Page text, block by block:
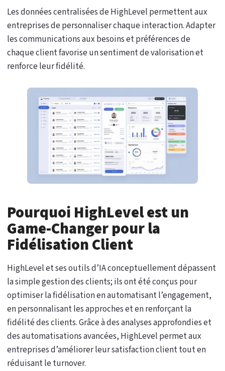
Les données centralisées de HighLevel permettent aux
entreprises de personnaliser chaque interaction. Adapter
les communications aux besoins et préférences de
chaque client favorise un sentiment de valorisation et
renforce leur fidélité.
Pourquoi HighLevel est un
Game-Changer pour la
Fidélisation Client
HighLevel et ses outils d’IA conceptuellement dépassent
la simple gestion des clients; ils ont été conçus pour
optimiser la fidélisation en automatisant l’engagement,
en personnalisant les approches et en renforçant la
fidélité des clients. Grâce à des analyses approfondies et
des automatisations avancées, HighLevel permet aux
entreprises d’améliorer leur satisfaction client tout en
réduisant le turnover.